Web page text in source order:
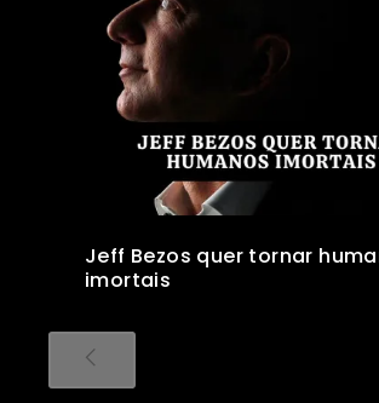
Jeff Bezos quer tornar
imortais